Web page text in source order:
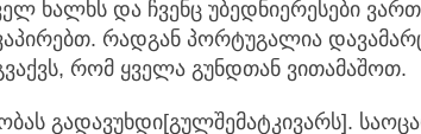
ხალხს და ჩვენც უბედნიერესები
რადგან პორტუგალია
რომ ყველა გუნდთან ვითამაშოთ.
გადავუხდი[გულშემატკივარს].